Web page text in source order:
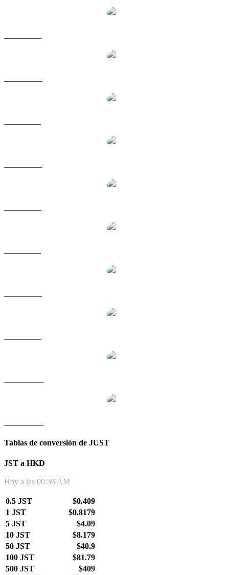
Tablas de conversión de JUST
JST a HKD
Hoy a las 09:36 AM
0.5 JST
$0.409
1 JST
$0.8179
5 JST
$4.09
10 JST
$8.179
50 JST
$40.9
100 JST
$81.79
500 JST
$409